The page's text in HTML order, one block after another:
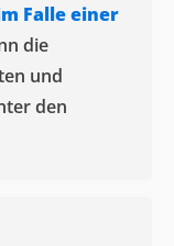
Falle einer
die
und
den